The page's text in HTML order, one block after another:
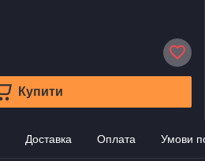
Купити
Доставка Оплата Умови